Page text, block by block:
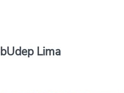
Lima